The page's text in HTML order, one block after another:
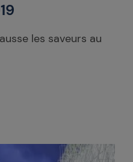
les saveurs au